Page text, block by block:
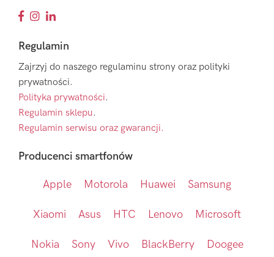
Regulamin
Zajrzyj do naszego regulaminu strony oraz polityki
prywatności.
Polityka prywatności.
Regulamin sklepu.
Regulamin serwisu oraz gwarancji.
Producenci smartfonów
Apple Motorola Huawei Samsung
Xiaomi Asus HTC Lenovo Microsoft
Nokia Sony Vivo BlackBerry Doogee